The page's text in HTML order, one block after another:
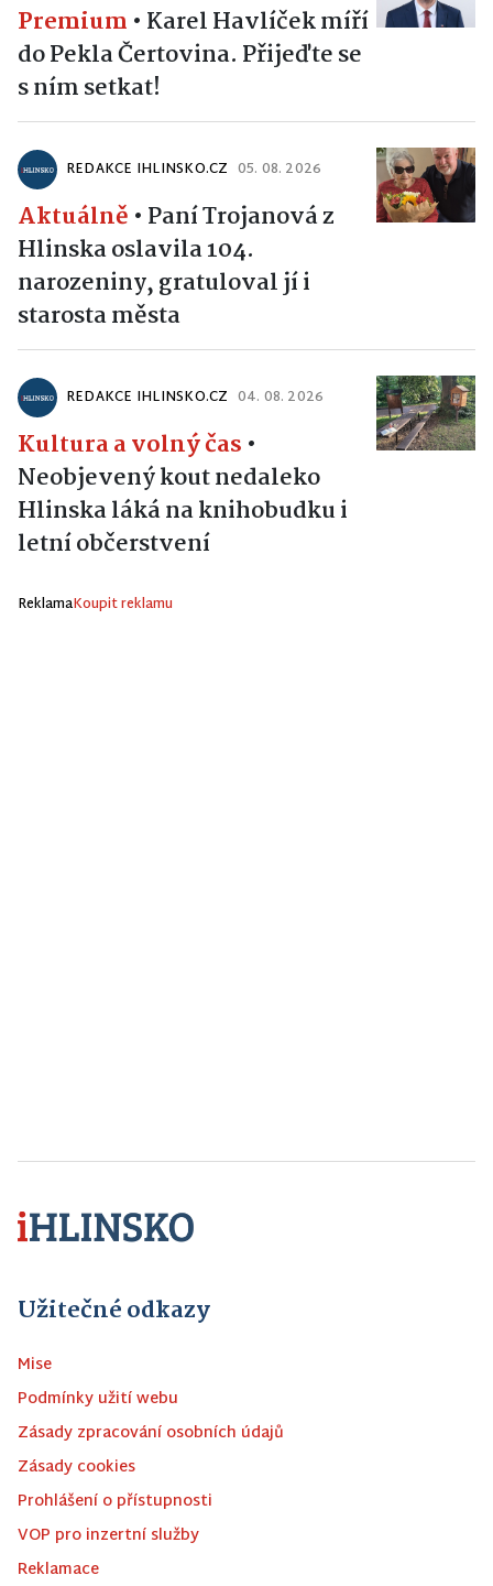
Premium • Karel Havlíček míří
do Pekla Čertovina. Přijeďte se
s ním setkat!
REDAKCE IHLINSKO.CZ 05. 08. 2026
Aktuálně • Paní Trojanová z
Hlinska oslavila 104.
narozeniny, gratuloval jí i
starosta města
REDAKCE IHLINSKO.CZ 04. 08. 2026
Kultura a volný čas •
Neobjevený kout nedaleko
Hlinska láká na knihobudku i
letní občerstvení
ReklamaKoupit reklamu
Užitečné odkazy
Mise
Podmínky užití webu
Zásady zpracování osobních údajů
Zásady cookies
Prohlášení o přístupnosti
VOP pro inzertní služby
Reklamace